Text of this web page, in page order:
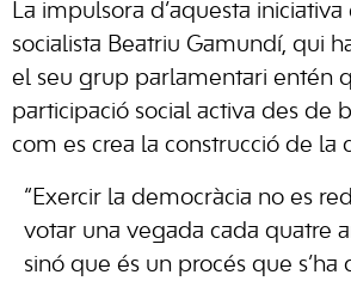
La impulsora d’aquesta
socialista Beatriu Gamundí, qui
el seu grup parlamentari entén
participació social activa des de
com es crea la construcció de la
“Exercir la democràcia no es
votar una vegada cada quatre
sinó que és un procés que